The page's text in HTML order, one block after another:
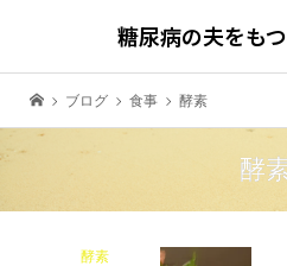
糖尿病の夫をも
ブログ 食事 酵素
酵
酵素